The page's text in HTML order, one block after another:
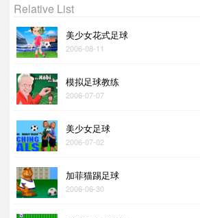
Relative List
美少女花式足球
2006-08-11
模拟足球教练
2006-07-07
美少女足球
2006-07-02
加菲猫踢足球
2006-06-30